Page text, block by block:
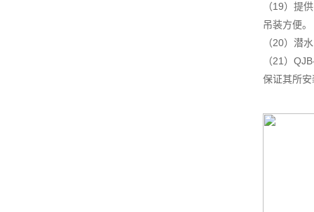
（19）提
吊装方便。
（20）潜
（21）
保证其所